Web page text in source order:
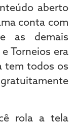
aberto
conta com
as demais
Torneios era
tem todos os
rola a tela